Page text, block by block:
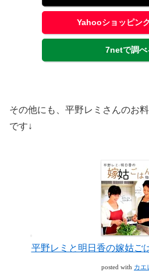
Yahooショッピン
7netで調べ
その他にも、平野レミさんのお
です↓
平野レミと明日香の嫁姑ご
posted with カエ